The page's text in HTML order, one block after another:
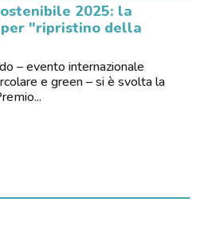
2025: la
"ripristino della
– evento internazionale
e green – si è svolta la